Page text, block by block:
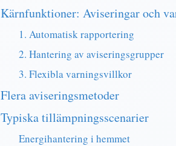
Kärnfunktioner: Aviseringar och
1. Automatisk rapportering
2. Hantering av aviseringsgrupper
3. Flexibla varningsvillkor
Flera aviseringsmetoder
Typiska tillämpningsscenarier
Energihantering i hemmet